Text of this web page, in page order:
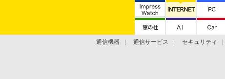
通信機器 通信サービス セキュリティ